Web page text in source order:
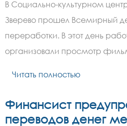
В Социально-культурном
Зверево прошел Всемирный
переработки. В этот день
организовали просмотр
Читать полностью
Финансист
переводов денег